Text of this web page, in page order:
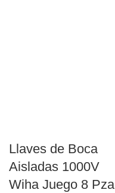
Llaves de Boca
Aisladas 1000V
Wiha Juego 8 Pza